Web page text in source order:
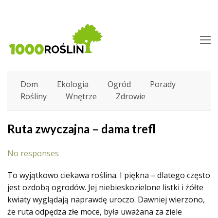
Dom Ekologia Ogród
Porady
Rośliny
Wnętrze Zdrowie
Ruta zwyczajna – dama trefl
No responses
To wyjątkowo ciekawa roślina. I piękna – dlatego często
jest ozdobą ogrodów. Jej niebieskozielone listki i żółte
kwiaty wyglądają naprawdę uroczo. Dawniej wierzono,
że ruta odpędza złe moce, była uważana za ziele